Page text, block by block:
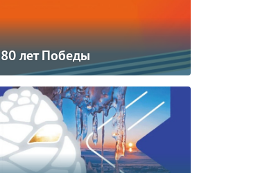
80 лет Победы